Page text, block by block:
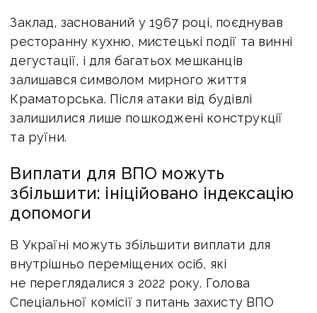
Заклад, заснований у 1967 році, поєднував
ресторанну кухню, мистецькі події та винні
дегустації, і для багатьох мешканців
залишався символом мирного життя
Краматорська. Після атаки від будівлі
залишилися лише пошкоджені конструкції
та руїни.
Виплати для ВПО можуть
збільшити: ініційовано індексацію
допомоги
В Україні можуть збільшити виплати для
внутрішньо переміщених осіб, які
не переглядалися з 2022 року. Голова
Спеціальної комісії з питань захисту ВПО